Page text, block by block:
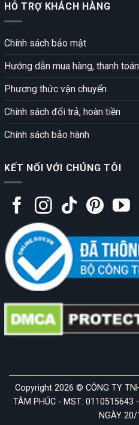
HỖ TRỢ KHÁCH HÀNG
Chính sách bảo mật
Hướng dẫn mua hàng, thanh toán
Phương thức vận chuyển
Chính sách đổi trả, hoàn tiền
Chính sách bảo hành
KẾT NỐI VỚI CHÚNG TÔI
Copyright 2026 © CÔNG TY
TÂM PHÚC - MST: 0110515643
NGÀY